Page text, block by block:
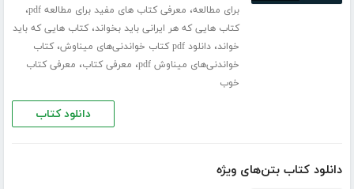
برای مطالعه، معرفی کتاب های مفید برای مطالعه pdf ،
کتاب هایی که هر ایرانی باید بخواند،کتاب هایی که باید
خواند،دانلود pdf کتاب خواندنی‌های میناوش ،کتاب
خواندنی‌های میناوش pdf
، معرفی کتاب، معرفی کتاب
خوب
دانلود کتاب
دانلود کتاب بتن‌های ویژه